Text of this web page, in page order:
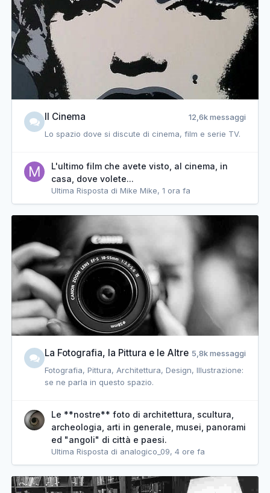
Il Cinema
12,6k messaggi
Lo spazio dove si discute di cinema, film e serie TV.
L'ultimo film che avete visto, al cinema, in
casa, dove volete...
Ultima Risposta di Mike Mike, 1 ora fa
La Fotografia, la Pittura e le Altre 5,8k messaggi
Fotografia, Pittura, Architettura, Design, Illustrazione:
se ne parla in questo spazio.
Le **nostre** foto di architettura, scultura,
archeologia, arti in generale, musei, panorami
ed "angoli" di città e paesi.
Ultima Risposta di analogico_09, 4 ore fa